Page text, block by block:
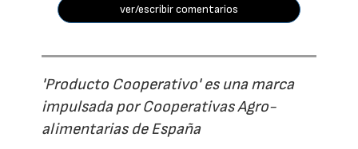
ver/escribir comentarios
'Producto Cooperativo' es una marca
impulsada por Cooperativas Agro-
alimentarias de España